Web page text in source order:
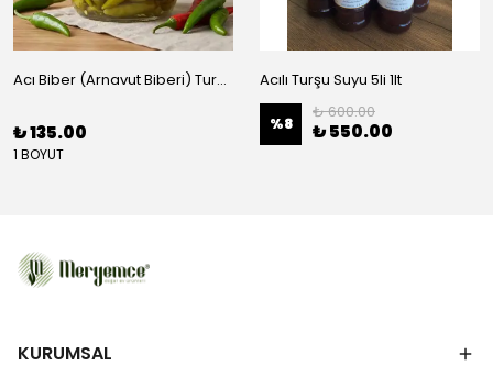
Acı Biber (Arnavut Biberi) Turşusu - BRÜT 425CC
₺ 135.00
1 BOYUT
Acılı Turşu Suyu 5li 1lt
%8
₺ 600.00
₺ 550.00
KURUMSAL